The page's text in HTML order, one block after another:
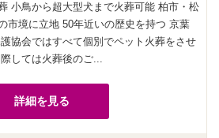
小鳥から超大型犬まで火葬可能 柏市・松
市境に立地 50年近いの歴史を持つ 京葉
協会ではすべて個別でペット火葬をさせ
しては火葬後のご...
詳細を見る